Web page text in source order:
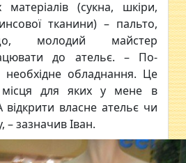
(сукна, шкіри,
тканини) – пальто,
молодий майстер
до ательє. – По-
обладнання. Це
для яких у мене в
відкрити власне ательє чи
зазначив Іван.